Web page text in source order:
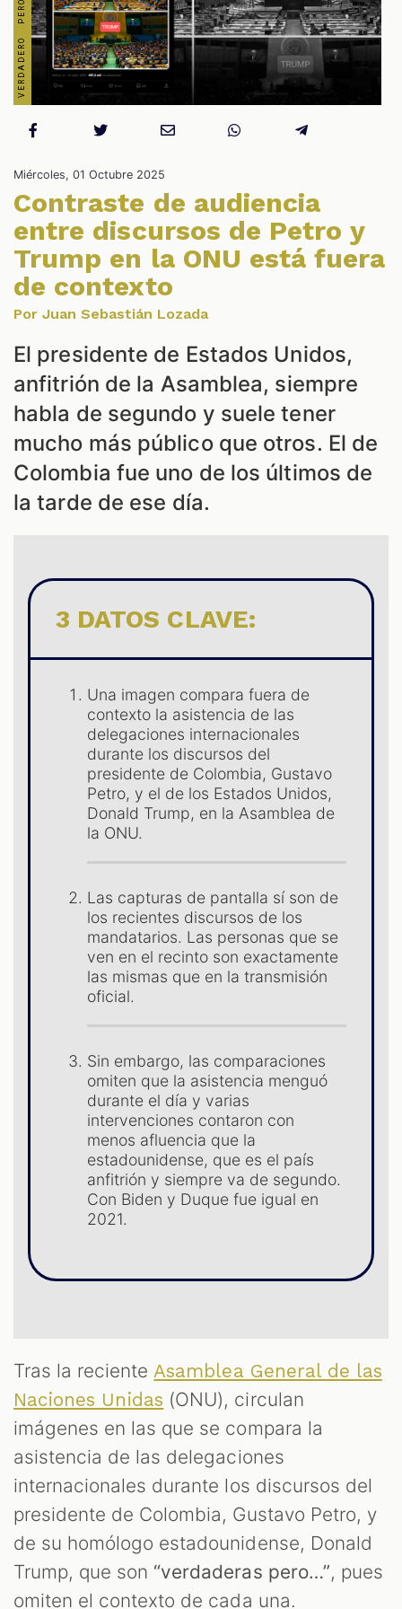
Miércoles, 01 Octubre 2025
Contraste de audiencia
entre discursos de Petro y
Trump en la ONU está fuera
de contexto
Por Juan Sebastián Lozada
El presidente de Estados Unidos,
anfitrión de la Asamblea, siempre
habla de segundo y suele tener
mucho más público que otros. El de
Colombia fue uno de los últimos de
la tarde de ese día.
3 DATOS CLAVE:
Una imagen compara fuera de
contexto la asistencia de las
delegaciones internacionales
durante los discursos del
presidente de Colombia, Gustavo
Petro, y el de los Estados Unidos,
Donald Trump, en la Asamblea de
la ONU.
Las capturas de pantalla sí son de
los recientes discursos de los
mandatarios. Las personas que se
ven en el recinto son exactamente
las mismas que en la transmisión
oficial.
Sin embargo, las comparaciones
omiten que la asistencia menguó
durante el día y varias
intervenciones contaron con
menos afluencia que la
estadounidense, que es el país
anfitrión y siempre va de segundo.
Con Biden y Duque fue igual en
2021.
Tras la recienteAsamblea General de las
Naciones Unidas (ONU), circulan
imágenes en las que se compara la
asistencia de las delegaciones
internacionales durante los discursos del
presidente de Colombia, Gustavo Petro, y
de su homólogo estadounidense, Donald
Trump, que son “verdaderas pero…”, pues
omiten el contexto de cada una.